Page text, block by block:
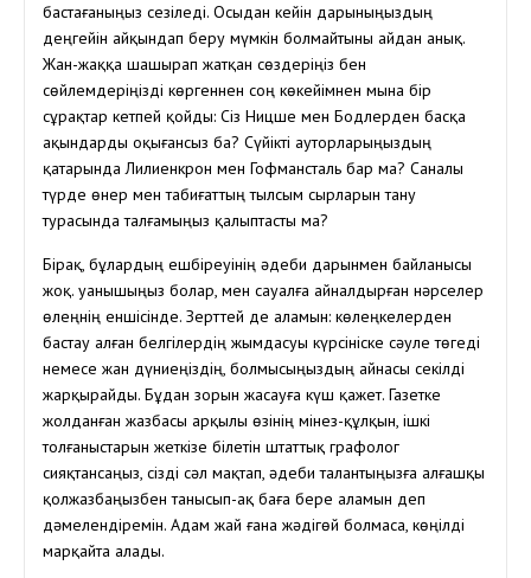
бастағаныңыз сезіледі. Осыдан кейін дарыныңыздың
деңгейін айқындап беру мүмкін болмайтыны айдан анық.
Жан-жаққа шашырап жатқан сөздеріңіз бен
сөйлемдеріңізді көргеннен соң көкейімнен мына бір
сұрақтар кетпей қойды: Сіз Ницше мен Бодлерден басқа
ақындарды оқығансыз ба? Сүйікті ауторларыңыздың
қатарында Лилиенкрон мен Гофмансталь бар ма? Саналы
түрде өнер мен табиғаттың тылсым сырларын тану
турасында талғамыңыз қалыптасты ма?
Бірақ, бұлардың ешбіреуінің әдеби дарынмен байланысы
жоқ. Қуанышыңыз болар, мен сауалға айналдырған нәрселер
өлеңнің еншісінде. Зерттей де аламын: көлеңкелерден
бастау алған белгілердің жымдасуы күрсініске сәуле төгеді
немесе жан дүниеңіздің, болмысыңыздың айнасы секілді
жарқырайды. Бұдан зорын жасауға күш қажет. Газетке
жолданған жазбасы арқылы өзінің мінез-құлқын, ішкі
толғаныстарын жеткізе білетін штаттық графолог
сияқтансаңыз, сізді сәл мақтап, әдеби талантыңызға алғашқы
қолжазбаңызбен танысып-ақ баға бере аламын деп
дәмелендіремін. Адам жай ғана жәдігөй болмаса, көңілді
марқайта алады.